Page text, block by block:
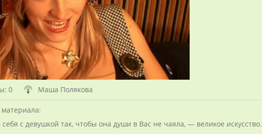
: 0 Маша Полякова
:
с девушкой так, чтобы она души в Вас не чаяла, — великое искусство.